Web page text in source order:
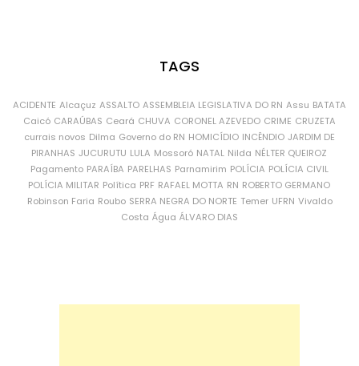
TAGS
ACIDENTE Alcaçuz ASSALTO ASSEMBLEIA LEGISLATIVA DO RN Assu BATATA
Caicó CARAÚBAS Ceará CHUVA CORONEL AZEVEDO CRIME CRUZETA
currais novos Dilma Governo do RN HOMICÍDIO INCÊNDIO JARDIM DE
PIRANHAS JUCURUTU LULA Mossoró NATAL Nilda NÉLTER QUEIROZ
Pagamento PARAÍBA PARELHAS Parnamirim POLÍCIA POLÍCIA CIVIL
POLÍCIA MILITAR Política PRF RAFAEL MOTTA RN ROBERTO GERMANO
Robinson Faria Roubo SERRA NEGRA DO NORTE Temer UFRN Vivaldo
Costa Água ÁLVARO DIAS